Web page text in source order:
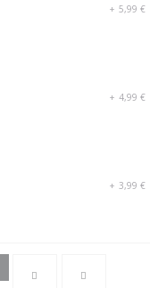
+ 5,99 €
+ 4,99 €
+ 3,99 €